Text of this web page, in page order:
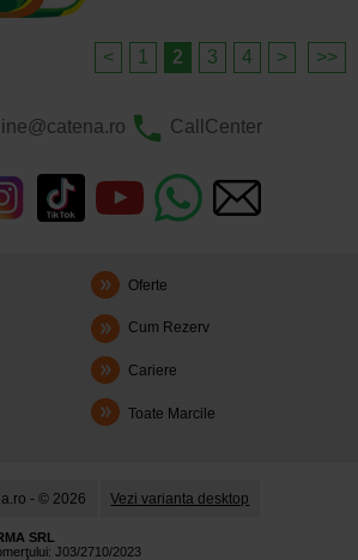
< 1 2 3 4 > >>
CallCenter
Oferte
Cum Rezerv
Cariere
Toate Marcile
- © 2026 Vezi varianta desktop
SRL
J03/2710/2023